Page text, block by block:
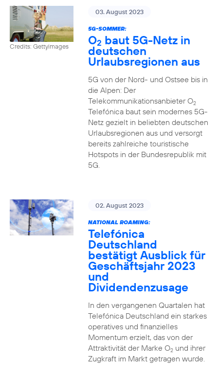
Credits: Gettyimages
03. August 2023
5G-SOMMER:
O2 baut 5G-Netz in
deutschen
Urlaubsregionen aus
5G von der Nord- und Ostsee bis in
die Alpen: Der
Telekommunikationsanbieter O2
Telefónica baut sein modernes 5G-
Netz gezielt in beliebten deutschen
Urlaubsregionen aus und versorgt
bereits zahlreiche touristische
Hotspots in der Bundesrepublik mit
5G.
02. August 2023
NATIONAL ROAMING:
Telefónica
Deutschland
bestätigt Ausblick für
Geschäftsjahr 2023
und
Dividendenzusage
In den vergangenen Quartalen hat
Telefónica Deutschland ein starkes
operatives und finanzielles
Momentum erzielt, das von der
Attraktivität der Marke O2und ihrer
Zugkraft im Markt getragen wurde.